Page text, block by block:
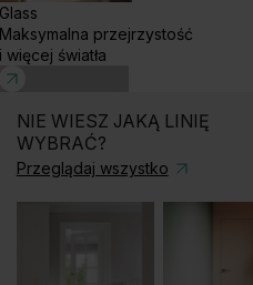
Glass
Maksymalna przejrzystość
i więcej światła
NIE WIESZ JAKĄ LINIĘ
WYBRAĆ?
Przeglądaj wszystko
White Dąb Ciemny
Arles Ciemny